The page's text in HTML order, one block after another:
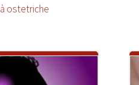
ostetriche